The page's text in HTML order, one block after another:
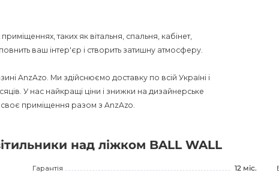
таких як вітальня, спальня, кабінет,
ваш інтер'єр і створить затишну атмосферу.
AnzAzo. Ми здійснюємо доставку по всій Україні і
У нас найкращі ціни і знижки на дизайнерське
своє приміщення разом з AnzAzo.
над ліжком BALL WALL
Гарантія
12 міс.